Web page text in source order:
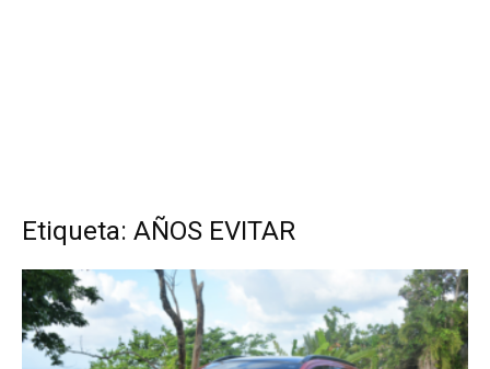
Etiqueta: AÑOS EVITAR